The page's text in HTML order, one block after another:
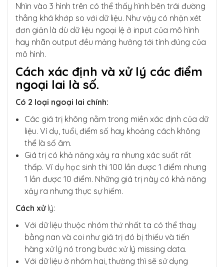
Nhìn vào 3 hình trên có thể thấy hình bên trái đường
thẳng khá khớp so với dữ liệu. Như vậy có nhận xét
đơn giản là dù dữ liệu ngoại lệ ở input của mô hình
hay nhãn output đều mảng hưởng tới tính đúng của
mô hình.
Cách xác định và xử lý các điểm
ngoại lai là số.
Có 2 loại ngoại lai chính:
Các giá trị không nằm trong miền xác định của dữ
liệu. Ví dụ, tuổi, điểm số hay khoảng cách không
thể là số âm.
Giá trị có khả năng xảy ra nhưng xác suất rất
thấp. Ví dụ học sinh thi 100 lần được 1 điểm nhưng
1 lần được 10 điểm. Những giá trị này có khả năng
xảy ra nhưng thực sự hiếm.
Cách xử lý:
Với dữ liệu thuộc nhóm thứ nhất ta có thể thay
bằng nan và coi như giá trị đó bị thiếu và tiến
hàng xử lý nó trong bước xử lý missing data.
Với dữ liệu ở nhóm hai, thường thì sẽ sử dụng